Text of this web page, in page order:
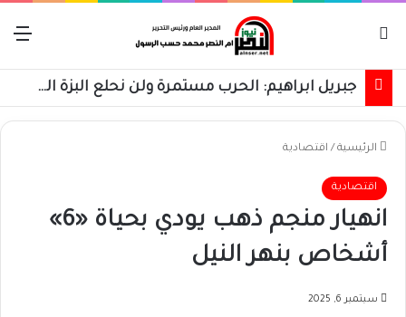
جبريل ابراهيم: الحرب مستمرة ولن نحلع البزة العسكرية حتى استعادة كامل البلاد
الرئيسية / اقتصادية
اقتصادية
انهيار منجم ذهب يودي بحياة «6»
أشخاص بنهر النيل
سبتمبر 6, 2025